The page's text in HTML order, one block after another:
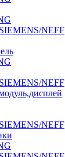
NEFF
NEFF
NEFF